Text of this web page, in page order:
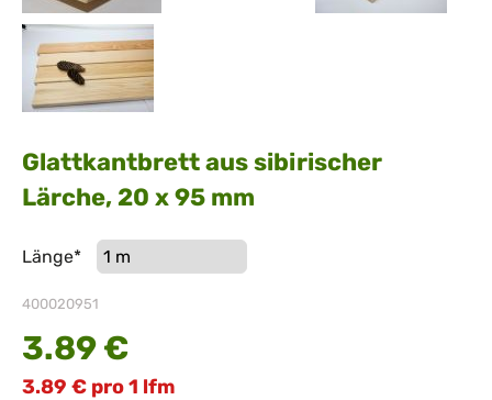
Glattkantbrett aus sibirischer
Lärche, 20 x 95 mm
Pflichtfeld
Länge*
400020951
3.89€
3.89 € pro 1 lfm